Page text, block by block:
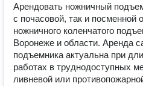
Арендовать ножничный
с почасовой, так и посменной
ножничного коленчатого
Воронеже и области. Аренда
подъемника актуальна при
работах в труднодоступных
ливневой или